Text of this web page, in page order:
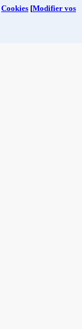
Cookies [Modifier vos